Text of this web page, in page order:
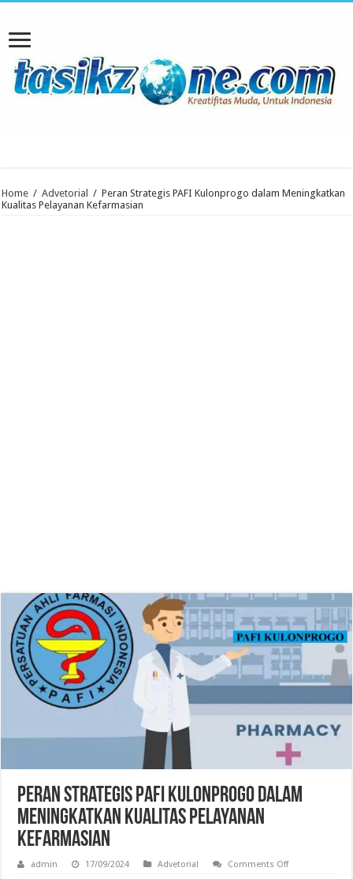
Home / Advetorial / Peran Strategis PAFI Kulonprogo dalam Meningkatkan
Kualitas Pelayanan Kefarmasian
Peran Strategis PAFI Kulonprogo dalam
Meningkatkan Kualitas Pelayanan
Kefarmasian
admin 17/09/2024 Advetorial Comments Offon